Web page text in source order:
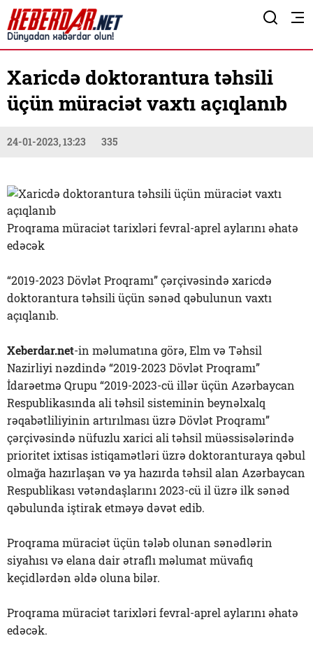
Xaricdə doktorantura təhsili
üçün müraciət vaxtı açıqlanıb
24-01-2023, 13:23 335
Proqrama müraciət tarixləri fevral-aprel aylarını əhatə
edəcək
“2019-2023 Dövlət Proqramı” çərçivəsində xaricdə
doktorantura təhsili üçün sənəd qəbulunun vaxtı
açıqlanıb.
Xeberdar.net-in məlumatına görə, Elm və Təhsil
Nazirliyi nəzdində “2019-2023 Dövlət Proqramı”
İdarəetmə Qrupu “2019-2023-cü illər üçün Azərbaycan
Respublikasında ali təhsil sisteminin beynəlxalq
rəqabətliliyinin artırılması üzrə Dövlət Proqramı”
çərçivəsində nüfuzlu xarici ali təhsil müəssisələrində
prioritet ixtisas istiqamətləri üzrə doktoranturaya qəbul
olmağa hazırlaşan və ya hazırda təhsil alan Azərbaycan
Respublikası vətəndaşlarını 2023-cü il üzrə ilk sənəd
qəbulunda iştirak etməyə dəvət edib.
Proqrama müraciət üçün tələb olunan sənədlərin
siyahısı və elana dair ətraflı məlumat müvafiq
keçidlərdən əldə oluna bilər.
Proqrama müraciət tarixləri fevral-aprel aylarını əhatə
edəcək.